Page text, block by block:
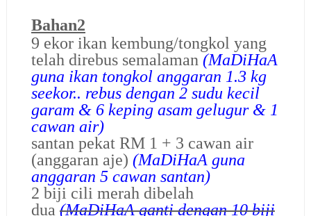
Bahan2
9 ekor ikan kembung/tongkol yang
telah direbus semalaman (MaDiHaA
guna ikan tongkol anggaran 1.3 kg
seekor.. rebus dengan 2 sudu kecil
garam & 6 keping asam gelugur & 1
cawan air)
santan pekat RM 1 + 3 cawan air
(anggaran aje) (MaDiHaA guna
anggaran 5 cawan santan)
2 biji cili merah dibelah
dua (MaDiHaA ganti dengan 10 biji